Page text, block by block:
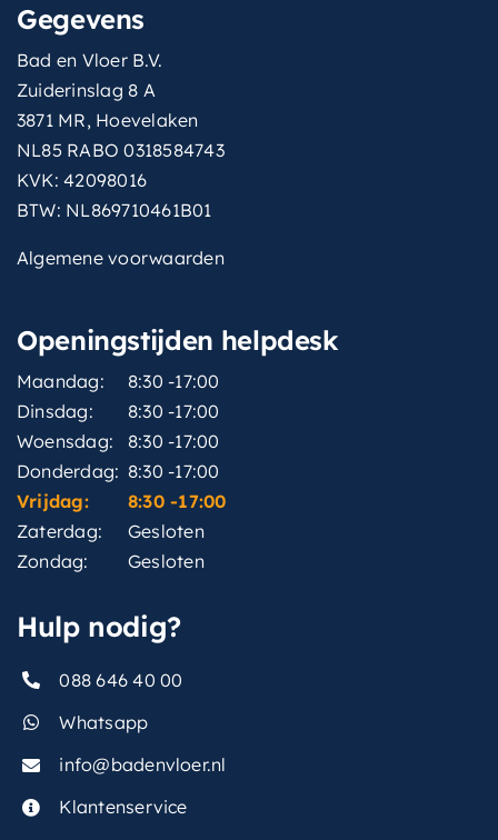
Gegevens
Bad en Vloer B.V.
Zuiderinslag 8 A
3871 MR, Hoevelaken
NL85 RABO 0318584743
KVK: 42098016
BTW: NL869710461B01
Algemene voorwaarden
Openingstijden helpdesk
Maandag:
8:30 -17:00
Dinsdag:
8:30 -17:00
Woensdag:
8:30 -17:00
Donderdag: 8:30 -17:00
Vrijdag:
8:30 -17:00
Zaterdag:
Gesloten
Zondag:
Gesloten
Hulp nodig?
088 646 40 00
Whatsapp
info@badenvloer.nl
Klantenservice